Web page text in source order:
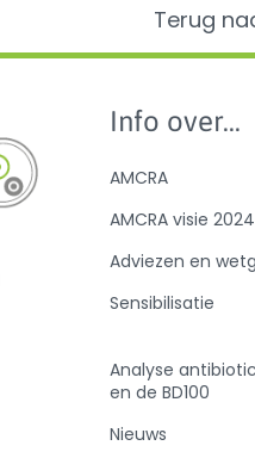
Terug
Info over...
AMCRA
AMCRA visie 2024
Adviezen en
Sensibilisatie
Analyse
en de BD100
Nieuws